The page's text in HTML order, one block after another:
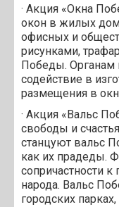
· Акция «Окна
окон в жилых
офисных и
рисунками,
Победы. Органам
содействие в
размещения в
· Акция «Вальс
свободы и
станцуют вальс
как их прадеды.
сопричастности
народа. Вальс
городских